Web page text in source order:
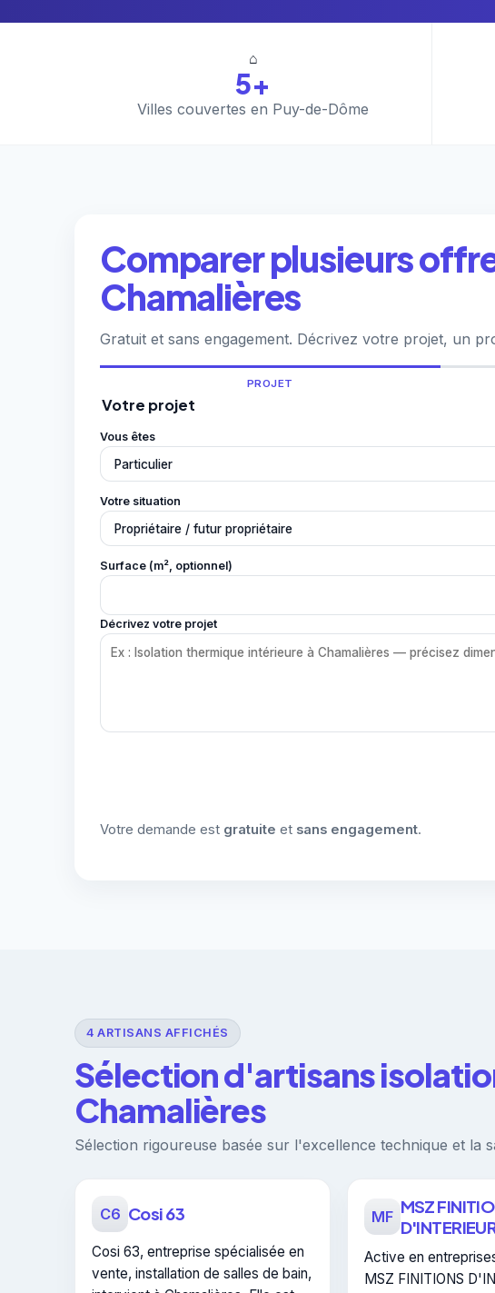
⌂
5+
Villes couvertes en Puy-de-Dôme
Comparer plusieurs
Chamalières
Gratuit et sans engagement. Décrivez votre projet, un
PROJET
Votre projet
Vous êtes
Votre situation
Surface (m², optionnel)
Décrivez votre projet
Votre demande est gratuite et sans engagement.
4 ARTISANS AFFICHÉS
Sélection d'artisans
Chamalières
Sélection rigoureuse basée sur l'excellence technique et la
C6 Cosi 63
Cosi 63, entreprise spécialisée en
vente, installation de salles de bain,
MF MSZ
Active en
MSZ FINITIONS